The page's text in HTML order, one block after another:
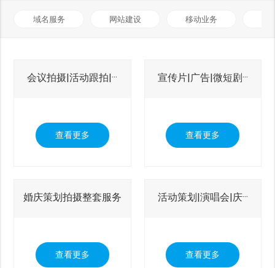
域名服务 网站建设 移动业务
会议拍摄|活动跟拍|···
查看更多
宣传片|广告|微短剧···
查看更多
婚庆策划拍摄整套服务
查看更多
活动策划|演唱会|庆···
查看更多